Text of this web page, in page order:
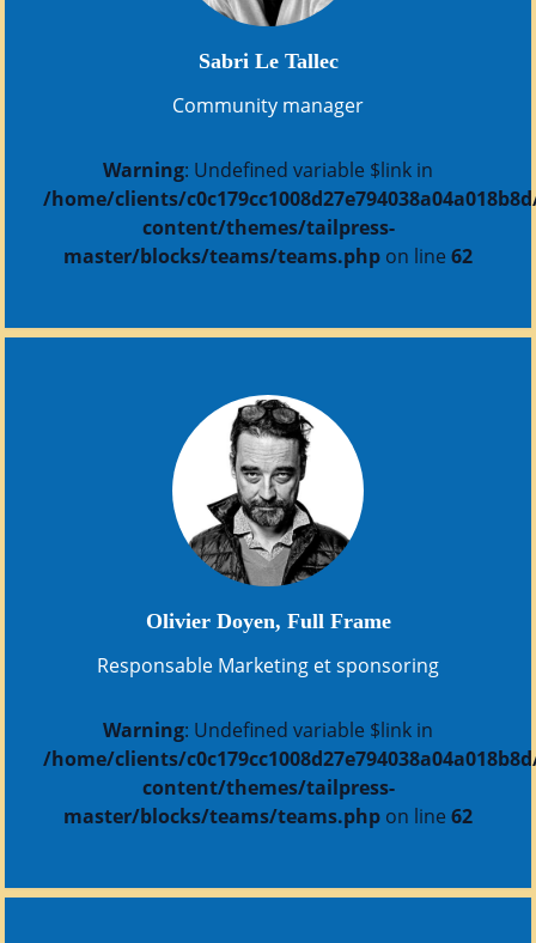
Sabri Le Tallec
Community manager
Warning: Undefined variable $link in
/home/clients/
content/themes/tailpress-
master/blocks/teams/teams.php on line 62
Olivier Doyen, Full Frame
Responsable Marketing et sponsoring
Warning: Undefined variable $link in
/home/clients/
content/themes/tailpress-
master/blocks/teams/teams.php on line 62